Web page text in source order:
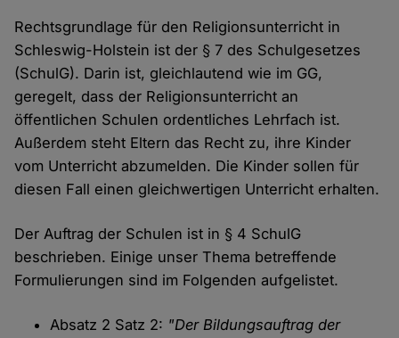
Rechtsgrundlage für den Religionsunterricht in
Schleswig-Holstein ist der § 7 des Schulgesetzes
(SchulG). Darin ist, gleichlautend wie im GG,
geregelt, dass der Religionsunterricht an
öffentlichen Schulen ordentliches Lehrfach ist.
Außerdem steht Eltern das Recht zu, ihre Kinder
vom Unterricht abzumelden. Die Kinder sollen für
diesen Fall einen gleichwertigen Unterricht erhalten.
Der Auftrag der Schulen ist in § 4 SchulG
beschrieben. Einige unser Thema betreffende
Formulierungen sind im Folgenden aufgelistet.
Absatz 2 Satz 2: "Der Bildungsauftrag der